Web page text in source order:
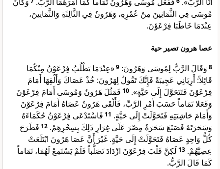
مُوسَى فِي الثَّمَانِينَ مِنْ عُمْرِهِ، وَهَرُونُ فِي الثَّالِثَةِ وَالثَّمَانِينَ،
عِنْدَمَا خَاطَبَا فِرْعَوْنَ.
عصا هرون تصير حية
8 وَقَالَ الرَّبُّ لِمُوسَى وَهَرُونَ: 9«عِنْدَمَا يَطْلُبُ فِرْعَوْنُ مِنْكُمَا
قَائِلاً: أَرِيَانِي عَجِيبَةً فَإِنَّكَ تَقُولُ لِهَرُونَ: خُذْ عَصَاكَ وَأَلْقِهَا أَمَامَ
فِرْعَوْنَ فَتَتَحَوَّلَ إِلَى حَيَّةٍ». 10 فَمَثُلَ هَرُونُ وَمُوسَى أَمَامَ فِرْعَوْنَ
وَفَعَلا تَمَاماً حَسَبَ أَمْرِ الرَّبِّ، فَأَلْقَى هَرُونُ عَصَاهُ أَمَامَ فِرْعَوْنَ
وَأَمَامَ حَاشِيَتِهِ فَتَحَوَّلَتْ إِلَى حَيَّةٍ. 11 فَاسْتَدْعَى فِرْعَوْنُ حُكَمَاءَهُ
وَسَحَرَتَهُ فَصَنَعَ سَحَرَةُ مِصْرَ عَلَى غِرَارِ ذَلِكَ بِسِحْرِهِمْ. 12 فَطَرَحَ
كُلُّ وَاحِدٍ عَصَاهُ فَتَحَوَّلَتْ إِلَى حَيَّةٍ. غَيْرَ أَنَّ عَصَا هَرُونَ ابْتَلَعَتْ
عِصِيَّهُمْ. 13 لَكِنَّ قَلْبَ فِرْعَوْنَ ازْدَادَ تَصَلُّباً فَلَمْ يَسْتَمِعْ لَهُمَا، تَمَاماً
كَمَا قَالَ الرَّبُّ.